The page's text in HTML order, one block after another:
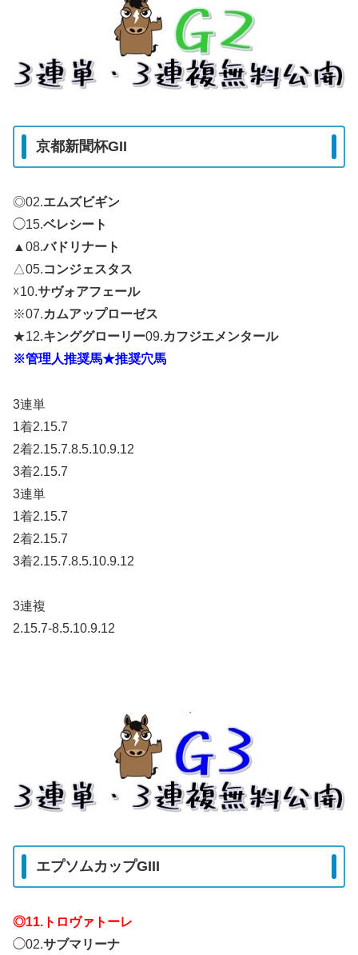
京都新聞杯GII
◎02.エムズビギン
◯15.ベレシート
▲08.バドリナート
△05.コンジェスタス
☓10.サヴォアフェール
※07.カムアップローゼス
★12.キンググローリー09.カフジエメンタール
※管理人推奨馬★推奨穴馬
3連単
1着2.15.7
2着2.15.7.8.5.10.9.12
3着2.15.7
3連単
1着2.15.7
2着2.15.7
3着2.15.7.8.5.10.9.12
3連複
2.15.7-8.5.10.9.12
エプソムカップGIII
◎11.トロヴァトーレ
◯02.サブマリーナ